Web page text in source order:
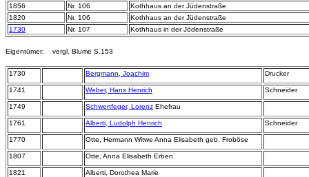
1856
Nr. 106
Kothhaus an der Jüdenstraße
1820
Nr. 106
Kothhaus an der Jüdenstraße
1730
Nr. 107 Kothhaus in der Jödenstraße
Eigentümer: vergl. Blume S.153
1730 Bergmann, Joachim Drucker
1741 Weber, Hans Henrich Schneider
1749 Schwertfeger, Lorenz Ehefrau
1761 Alberti, Ludolph Henrich Schneider
1770 Otte, Hermann Witwe Anna Elisabeth geb. Froböse
1807 Otte, Anna Elisabeth Erben
1821 Alberti, Dorothea Marie